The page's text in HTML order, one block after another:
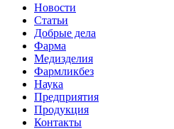
Новости
Статьи
Добрые дела
Фарма
Медизделия
Фармликбез
Наука
Предприятия
Продукция
Контакты